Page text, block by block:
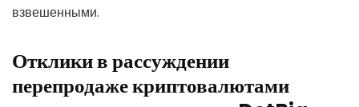
взвешенными.
Отклики в рассуждении
перепродаже криптовалютами